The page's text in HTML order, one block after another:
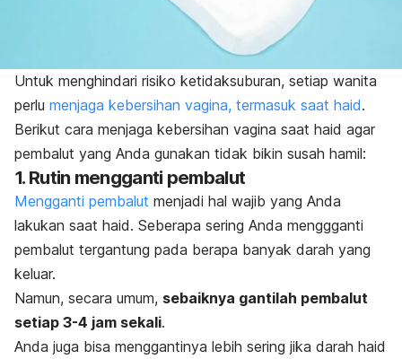
Untuk menghindari risiko ketidaksuburan, setiap wanita
perlu menjaga kebersihan vagina, termasuk saat haid.
Berikut cara menjaga kebersihan vagina saat haid agar
pembalut yang Anda gunakan tidak bikin susah hamil:
1. Rutin mengganti pembalut
Mengganti pembalut menjadi hal wajib yang Anda
lakukan saat haid. Seberapa sering Anda menggganti
pembalut tergantung pada berapa banyak darah yang
keluar.
Namun, secara umum, sebaiknya gantilah pembalut
setiap 3-4 jam sekali.
Anda juga bisa menggantinya lebih sering jika darah haid